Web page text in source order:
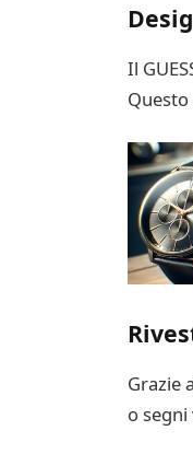
Il
Grazie
o segni